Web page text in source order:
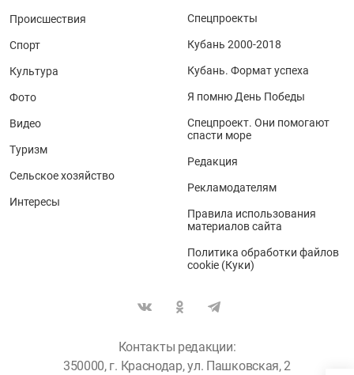
Происшествия
Спорт
Культура
Фото
Видео
Туризм
Сельское хозяйство
Интересы
Спецпроекты
Кубань 2000-2018
Кубань. Формат успеха
Я помню День Победы
Спецпроект. Они помогают
спасти море
Редакция
Рекламодателям
Правила использования
материалов сайта
Политика обработки файлов
cookie (Куки)
Контакты редакции:
350000, г. Краснодар, ул. Пашковская, 2